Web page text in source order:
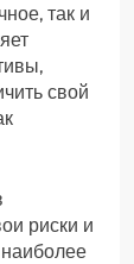
так и
свой
риски и